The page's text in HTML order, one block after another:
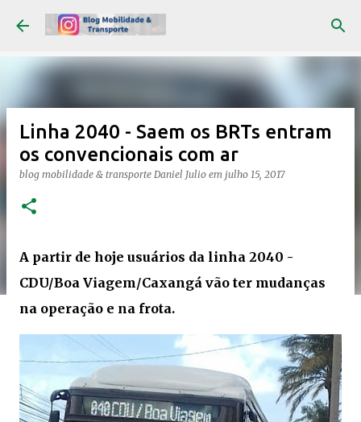
Pular para o conteúdo principal
Linha 2040 - Saem os BRTs entram
os convencionais com ar
blog mobilidade & transporte Daniel Julio em julho 15, 2017
A partir de hoje usuários da linha 2040 -
CDU/Boa Viagem/Caxangá vão ter mudanças
na operação e na frota.